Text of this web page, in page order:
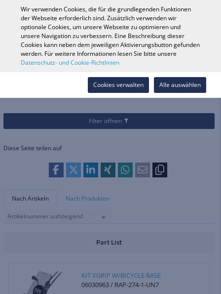
Fahrzeugsuche
Shop durchsuchen
Kategorien Fahrrad Fahrrad-Zubehör
Gerätehalterungen
Filter öffnen
Diese Seite teilen auf
Nach Artikeln Nach Produkten
Artikelnummer aufsteigend
Part List
KIT XGRIP W/BICYCLE BASE
06030963 / RAP-274-1-UN7
Wir verwenden Cookies, die für die grundlegenden Funktionen
der Webseite erforderlich sind. Zusätzlich verwenden wir
optionale Cookies, um unsere Webseite zu optimieren und
unsere Navigation zu verbessern. Eine Beschreibung dieser
Cookies kann neben dem jeweiligen Aktivierungsbutton gefunden
werden. Für weitere Informationen lesen Sie bitte unsere
Datenschutz- und Cookie-Richtlinien
Alle auswählen
Cookies verwalten